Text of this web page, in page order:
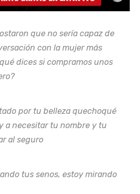
que no sería capaz de
con la mujer más
dices si compramos unos
por tu belleza quechoqué
a necesitar tu nombre y tu
al seguro
tus senos, estoy mirando